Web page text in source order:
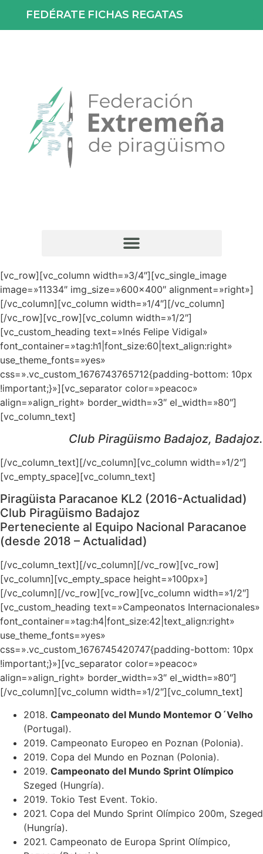
FEDÉRATE FICHAS REGATAS
[vc_row][vc_column width=»3/4″][vc_single_image
image=»11334″ img_size=»600×400″ alignment=»right»]
[/vc_column][vc_column width=»1/4″][/vc_column]
[/vc_row][vc_row][vc_column width=»1/2″]
[vc_custom_heading text=»Inés Felipe Vidigal»
font_container=»tag:h1|font_size:60|text_align:right»
use_theme_fonts=»yes»
css=».vc_custom_1676743765712{padding-bottom: 10px
!important;}»][vc_separator color=»peacoc»
align=»align_right» border_width=»3″ el_width=»80″]
[vc_column_text]
Club Piragüismo Badajoz, Badajoz.
[/vc_column_text][/vc_column][vc_column width=»1/2″]
[vc_empty_space][vc_column_text]
Piragüista Paracanoe KL2 (2016-Actualidad)
Club Piragüismo Badajoz
Perteneciente al Equipo Nacional Paracanoe
(desde 2018 – Actualidad)
[/vc_column_text][/vc_column][/vc_row][vc_row]
[vc_column][vc_empty_space height=»100px»]
[/vc_column][/vc_row][vc_row][vc_column width=»1/2″]
[vc_custom_heading text=»Campeonatos Internacionales»
font_container=»tag:h4|font_size:42|text_align:right»
use_theme_fonts=»yes»
css=».vc_custom_1676745420747{padding-bottom: 10px
!important;}»][vc_separator color=»peacoc»
align=»align_right» border_width=»3″ el_width=»80″]
[/vc_column][vc_column width=»1/2″][vc_column_text]
2018. Campeonato del Mundo Montemor O´Velho
(Portugal).
2019. Campeonato Europeo en Poznan (Polonia).
2019. Copa del Mundo en Poznan (Polonia).
2019. Campeonato del Mundo Sprint Olímpico
Szeged (Hungría).
2019. Tokio Test Event. Tokio.
2021. Copa del Mundo Sprint Olímpico 200m, Szeged
(Hungría).
2021. Campeonato de Europa Sprint Olímpico,